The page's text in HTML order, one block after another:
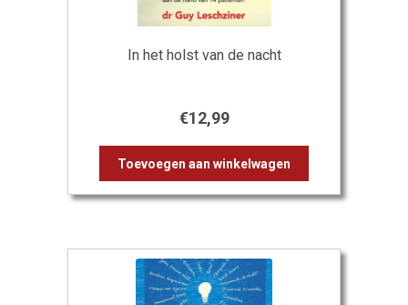
In het holst van de nacht
€12,99
Toevoegen aan winkelwagen